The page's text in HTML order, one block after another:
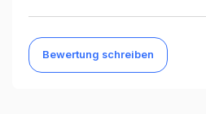
Bewertung schreiben